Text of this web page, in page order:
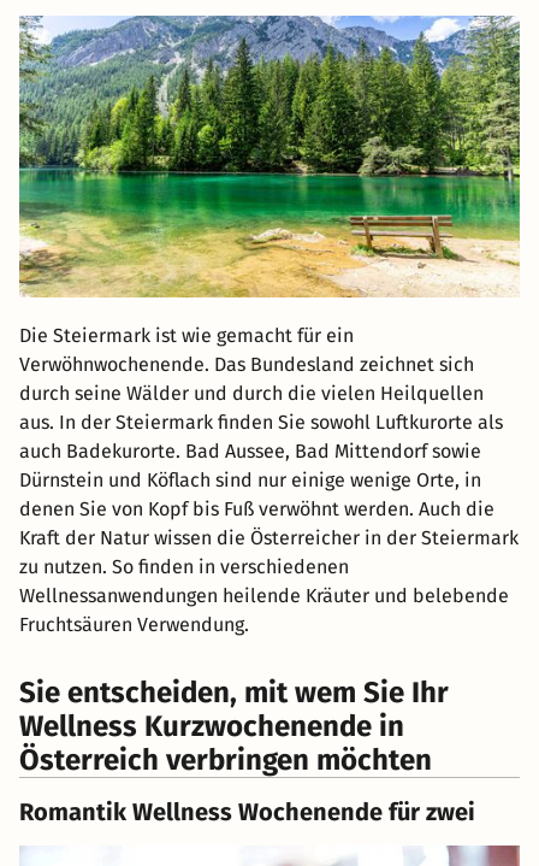
Die Steiermark ist wie gemacht für ein
Verwöhnwochenende. Das Bundesland zeichnet sich
durch seine Wälder und durch die vielen Heilquellen
aus. In der Steiermark finden Sie sowohl Luftkurorte als
auch Badekurorte. Bad Aussee, Bad Mittendorf sowie
Dürnstein und Köflach sind nur einige wenige Orte, in
denen Sie von Kopf bis Fuß verwöhnt werden. Auch die
Kraft der Natur wissen die Österreicher in der Steiermark
zu nutzen. So finden in verschiedenen
Wellnessanwendungen heilende Kräuter und belebende
Fruchtsäuren Verwendung.
Sie entscheiden, mit wem Sie Ihr
Wellness Kurzwochenende in
Österreich verbringen möchten
Romantik Wellness Wochenende für zwei